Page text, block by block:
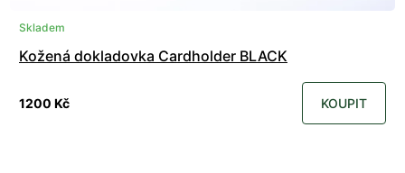
Skladem
Kožená dokladovka Cardholder BLACK
1200 Kč KOUPIT